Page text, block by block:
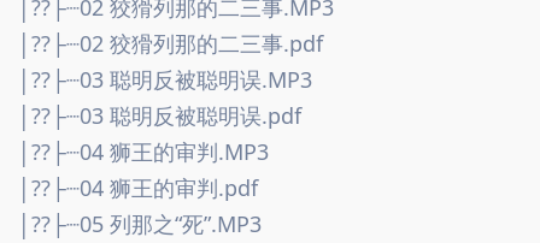
│??├┈02 狡猾列那的二三事.MP3
│??├┈02 狡猾列那的二三事.pdf
│??├┈03 聪明反被聪明误.MP3
│??├┈03 聪明反被聪明误.pdf
│??├┈04 狮王的审判.MP3
│??├┈04 狮王的审判.pdf
│??├┈05 列那之“死”.MP3